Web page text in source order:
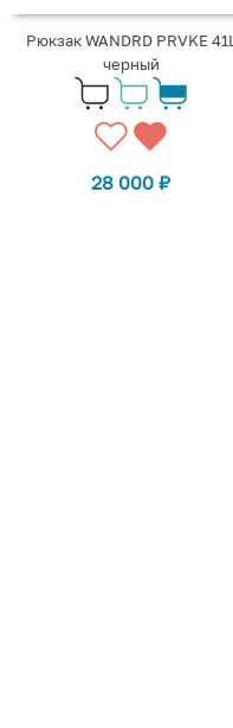
Рюкзак WANDRD PRVKE 41L
черный
28 000 ₽